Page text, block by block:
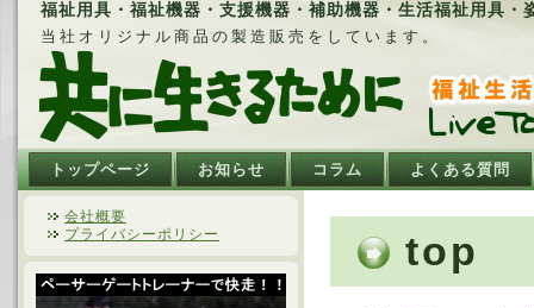
福祉用具・福祉機器・支援機器・補助機器・生活福祉用具
当社オリジナル商品の製造販売をしています。
トップページ お知らせ コラム よくある質問
会社概要
プライバシーポリシー
top